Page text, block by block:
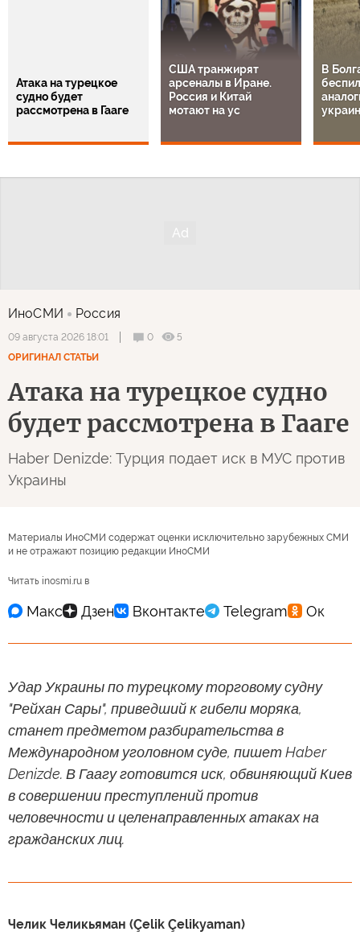
Атака на турецкое
судно будет
рассмотрена в Гааге
США транжирят
арсеналы в Иране.
Россия и Китай
мотают на ус
В
ИноСМИ Россия
09 августа 2026 18:01 0
5
ОРИГИНАЛ СТАТЬИ
Атака на турецкое судно
будет рассмотрена в Гааге
Haber Denizde: Турция подает иск в МУС против
Украины
Материалы ИноСМИ содержат оценки исключительно зарубежных СМИ
и не отражают позицию редакции ИноСМИ
Читать inosmi.ru в
Удар Украины по турецкому торговому судну
"Рейхан Сары", приведший к гибели моряка,
станет предметом разбирательства в
Международном уголовном суде, пишет Haber
Denizde. В Гаагу готовится иск, обвиняющий Киев
в совершении преступлений против
человечности и целенаправленных атаках на
гражданских лиц.
Челик Челикьяман (Çelik Çelikyaman)